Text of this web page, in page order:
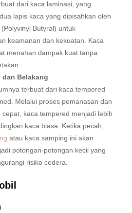
dari kaca laminasi, yang
lapis kaca yang dipisahkan oleh
(Polyvinyl Butyral) untuk
keamanan dan kekuatan. Kaca
menahan dampak kuat tanpa
dan Belakang
terbuat dari kaca tempered
Melalui proses pemanasan dan
cepat, kaca tempered menjadi lebih
kaca biasa. Ketika pecah,
atau kaca samping ini akan
potongan-potongan kecil yang
risiko cedera.